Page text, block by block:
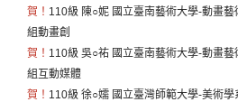
賀！ 110級 陳○妮 國立臺南藝術大學-動畫
組動畫創
賀！ 110級 吳○祐 國立臺南藝術大學-動畫
組互動媒體
賀！ 110級 徐○嬬 國立臺灣師範大學-美術學